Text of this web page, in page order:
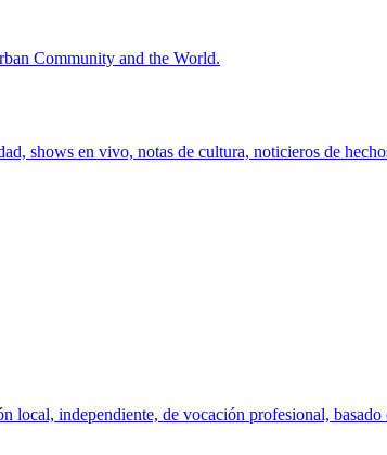
Community and the World.
shows en vivo, notas de cultura, noticieros de
local, independiente, de vocación profesional,